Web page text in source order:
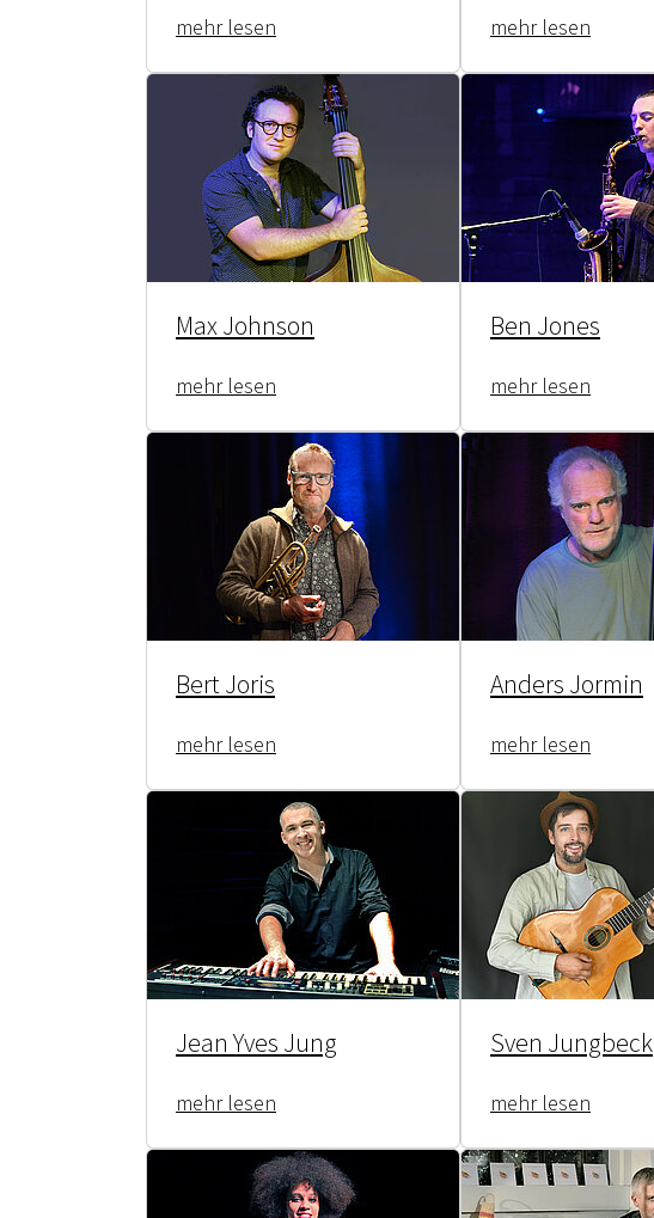
mehr lesen mehr lesen
Max Johnson
mehr lesen
Ben Jones
mehr lesen
Bert Joris
mehr lesen
Anders Jormin
mehr lesen
Jean Yves Jung
mehr lesen
Sven Jungbeck
mehr lesen